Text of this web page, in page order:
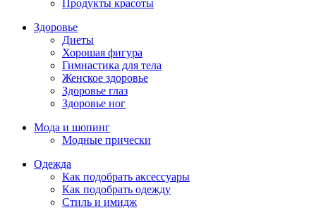
Продукты красоты
Здоровье
Диеты
Хорошая фигура
Гимнастика для тела
Женское здоровье
Здоровье глаз
Здоровье ног
Мода и шопинг
Модные прически
Одежда
Как подобрать аксессуары
Как подобрать одежду
Стиль и имидж